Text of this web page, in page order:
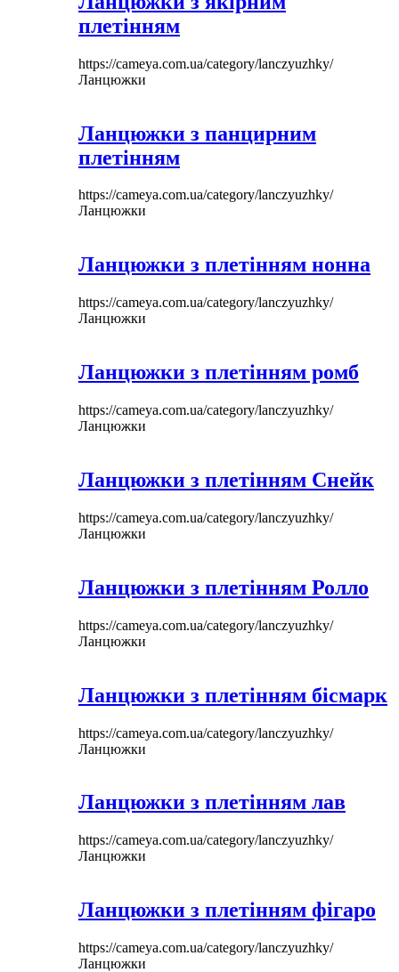
плетінням
https://cameya.com.ua/category/lanczyuzhky/
Ланцюжки
Ланцюжки з панцирним
плетінням
https://cameya.com.ua/category/lanczyuzhky/
Ланцюжки
Ланцюжки з плетінням нонна
https://cameya.com.ua/category/lanczyuzhky/
Ланцюжки
Ланцюжки з плетінням ромб
https://cameya.com.ua/category/lanczyuzhky/
Ланцюжки
Ланцюжки з плетінням Снейк
https://cameya.com.ua/category/lanczyuzhky/
Ланцюжки
Ланцюжки з плетінням Ролло
https://cameya.com.ua/category/lanczyuzhky/
Ланцюжки
Ланцюжки з плетінням бісмарк
https://cameya.com.ua/category/lanczyuzhky/
Ланцюжки
Ланцюжки з плетінням лав
https://cameya.com.ua/category/lanczyuzhky/
Ланцюжки
Ланцюжки з плетінням фігаро
https://cameya.com.ua/category/lanczyuzhky/
Ланцюжки